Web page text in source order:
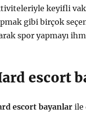
keyifli
gibi birçok
spor yapmayı
escort
escort bayanlarile